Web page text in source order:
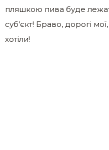
пляшкою пива буде
суб’єкт! Браво, дорогі
хотіли!